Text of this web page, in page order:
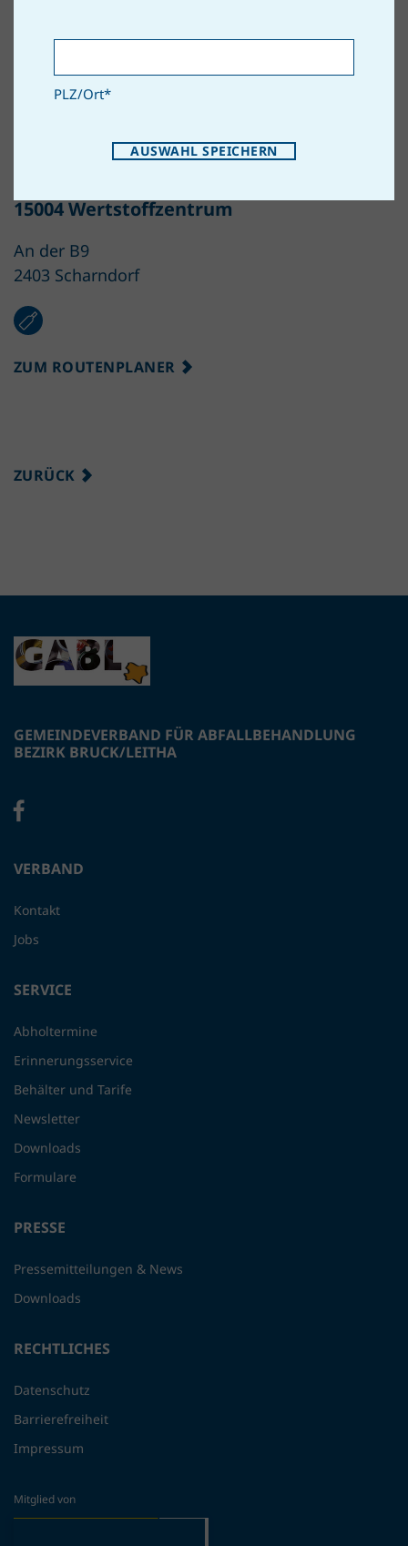
ZURÜCK
2403 Wildungsmauer
15004 Wertstoffzentrum
An der B9
2403 Scharndorf
ZUM ROUTENPLANER
GEMEINDEVERBAND FÜR ABFALLBEHANDLUNG
BEZIRK BRUCK/LEITHA
VERBAND
Kontakt
Jobs
SERVICE
Abholtermine
Erinnerungsservice
Behälter und Tarife
Newsletter
Downloads
Formulare
PRESSE
Pressemitteilungen & News
Downloads
RECHTLICHES
Datenschutz
Barrierefreiheit
Impressum
PLZ/Ort*
AUSWAHL SPEICHERN